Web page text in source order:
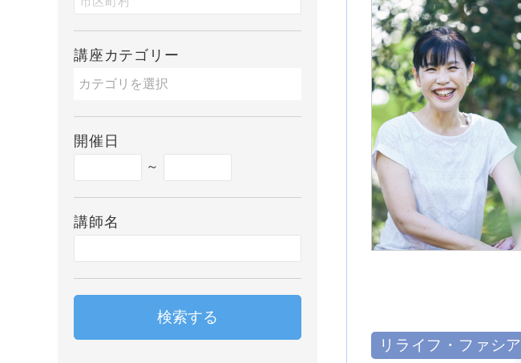
講座カテゴリー
開催日
～
講師名
検索する
リライフ・ファシア